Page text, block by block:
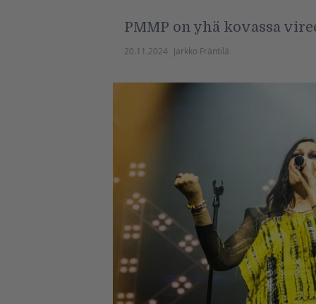
PMMP on yhä kovassa
20.11.2024 Jarkko Fräntilä